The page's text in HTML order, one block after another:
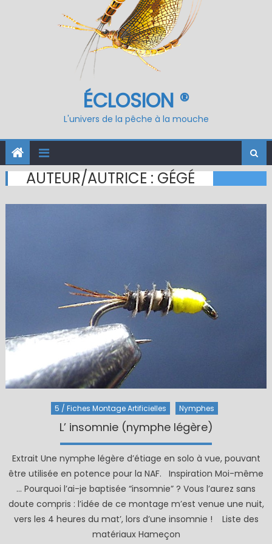
ÉCLOSION ®
L'univers de la pêche à la mouche
AUTEUR/AUTRICE :GÉGÉ
5 / Fiches Montage Artificielles Nymphes
L’ insomnie (nymphe légère)
Extrait Une nymphe légère d’étiage en solo à vue, pouvant
être utilisée en potence pour la NAF. Inspiration Moi-même
… Pourquoi l’ai-je baptisée “insomnie” ? Vous l’aurez sans
doute compris : l’idée de ce montage m’est venue une nuit,
vers les 4 heures du mat’, lors d’une insomnie ! Liste des
matériaux Hameçon